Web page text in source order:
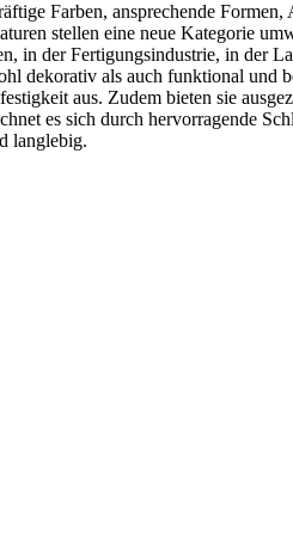
Farben, ansprechende Formen,
stellen eine neue Kategorie
in der Fertigungsindustrie, in der
dekorativ als auch funktional und
aus. Zudem bieten sie
es sich durch hervorragende
langlebig.